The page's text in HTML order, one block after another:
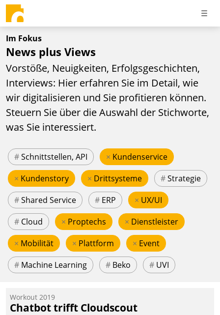
Im Fokus
News plus Views
Vorstöße, Neuigkeiten, Erfolgsgeschichten,
Interviews: Hier erfahren Sie im Detail, wie
wir digitalisieren und Sie profitieren können.
Steuern Sie über die Auswahl der Stichworte,
was Sie interessiert.
#Schnittstellen, API × Kundenservice
× Kundenstory × Drittsysteme #Strategie
#Shared Service # ERP × UX/UI
# Cloud × Proptechs × Dienstleister
× Mobilität × Plattform × Event
# Machine Learning # Beko # UVI
Workout 2019
Chatbot trifft Cloudscout